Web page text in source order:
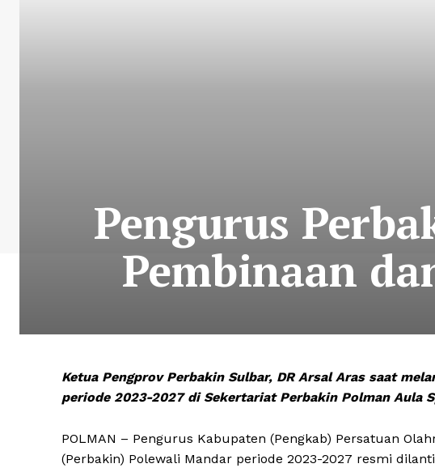
Pengurus
Pembinaan
Ketua Pengprov Perbakin Sulbar, DR Arsal Aras saat
periode 2023-2027 di Sekertariat Perbakin Polman Aula
POLMAN – Pengurus Kabupaten (Pengkab) Persatuan
(Perbakin) Polewali Mandar periode 2023-2027 resmi